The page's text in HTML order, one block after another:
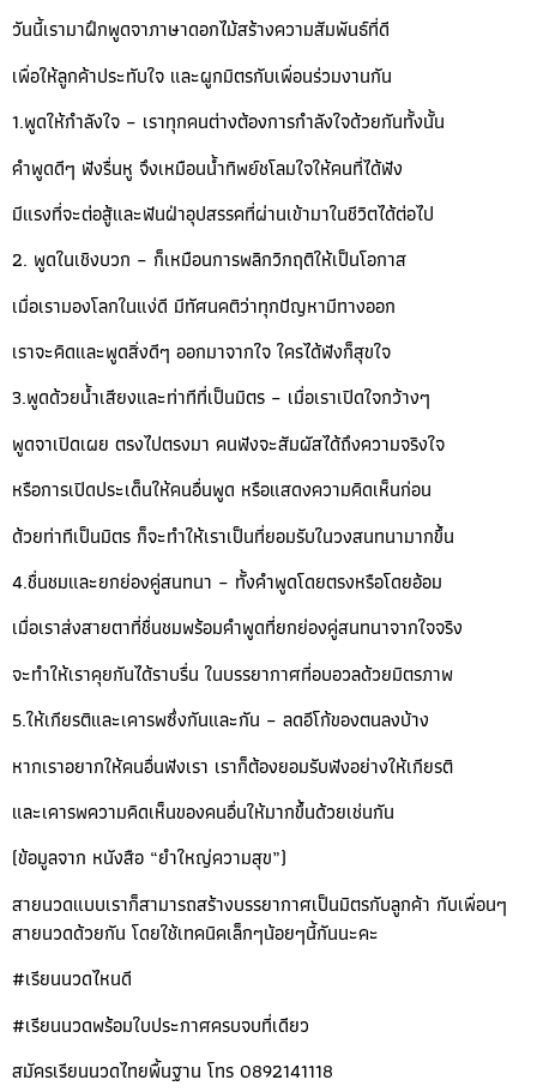
วันนี้เรามาฝึกพูดจาภาษาดอกไม้สร้างความสัมพันธ์ที่ดี
เพื่อให้ลูกค้าประทับใจ และผูกมิตรกับเพื่อนร่วมงานกัน
1.พูดให้กำลังใจ – เราทุกคนต่างต้องการกำลังใจด้วยกันทั้งนั้น
คำพูดดีๆ ฟังรื่นหู จึงเหมือนน้ำทิพย์ชโลมใจให้คนที่ได้ฟัง
มีแรงที่จะต่อสู้และฟันฝ่าอุปสรรคที่ผ่านเข้ามาในชีวิตได้ต่อไป
2. พูดในเชิงบวก – ก็เหมือนการพลิกวิกฤติให้เป็นโอกาส
เมื่อเรามองโลกในแง่ดี มีทัศนคติว่าทุกปัญหามีทางออก
เราจะคิดและพูดสิ่งดีๆ ออกมาจากใจ ใครได้ฟังก็สุขใจ
3.พูดด้วยน้ำเสียงและท่าทีที่เป็นมิตร – เมื่อเราเปิดใจกว้างๆ
พูดจาเปิดเผย ตรงไปตรงมา คนฟังจะสัมผัสได้ถึงความจริงใจ
หรือการเปิดประเด็นให้คนอื่นพูด หรือแสดงความคิดเห็นก่อน
ด้วยท่าทีเป็นมิตร ก็จะทำให้เราเป็นที่ยอมรับในวงสนทนามากขึ้น
4.ชื่นชมและยกย่องคู่สนทนา – ทั้งคำพูดโดยตรงหรือโดยอ้อม
เมื่อเราส่งสายตาที่ชื่นชมพร้อมคำพูดที่ยกย่องคู่สนทนาจากใจจริง
จะทำให้เราคุยกันได้ราบรื่น ในบรรยากาศที่อบอวลด้วยมิตรภาพ
5.ให้เกียรติและเคารพซึ่งกันและกัน – ลดอีโก้ของตนลงบ้าง
หากเราอยากให้คนอื่นฟังเรา เราก็ต้องยอมรับฟังอย่างให้เกียรติ
และเคารพความคิดเห็นของคนอื่นให้มากขึ้นด้วยเช่นกัน
(ข้อมูลจาก หนังสือ “ยำใหญ่ความสุข”)
สายนวดแบบเราก็สามารถสร้างบรรยากาศเป็นมิตรกับลูกค้า กับเพื่อนๆ
สายนวดด้วยกัน โดยใช้เทคนิคเล็กๆน้อยๆนี้กันนะคะ
#เรียนนวดไหนดี
#เรียนนวดพร้อมใบประกาศครบจบที่เดียว
สมัครเรียนนวดไทยพื้นฐาน โทร 0892141118